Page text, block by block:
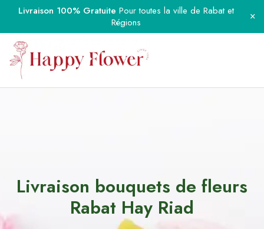
Livraison 100% Gratuite Pour toutes la ville de Rabat et
Régions
Livraison bouquets de fleurs
Rabat Hay Riad